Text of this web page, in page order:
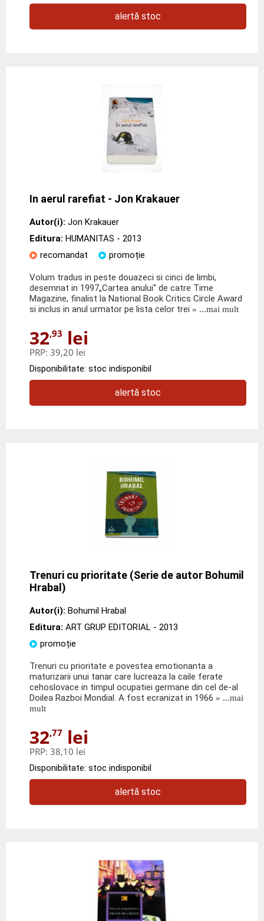
alertă stoc
In aerul rarefiat - Jon Krakauer
Autor(i): Jon Krakauer
Editura: HUMANITAS - 2013
recomandat
promoție
Volum tradus in peste douazeci si cinci de limbi,
desemnat in 1997„Cartea anului“ de catre Time
Magazine, finalist la National Book Critics Circle Award
si inclus in anul urmator pe lista celor trei » ...mai mult
32,93 lei
PRP: 39,20 lei
Disponibilitate: stoc indisponibil
alertă stoc
Trenuri cu prioritate (Serie de autor Bohumil
Hrabal)
Autor(i): Bohumil Hrabal
Editura: ART GRUP EDITORIAL - 2013
promoție
Trenuri cu prioritate e povestea emotionanta a
maturizarii unui tanar care lucreaza la caile ferate
cehoslovace in timpul ocupatiei germane din cel de-al
Doilea Razboi Mondial. A fost ecranizat in 1966 » ...mai
mult
32,77 lei
PRP: 38,10 lei
Disponibilitate: stoc indisponibil
alertă stoc